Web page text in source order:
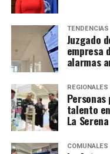
TENDENCIAS
Juzgado
empresa
alarmas
REGIONALES
talento
La Serena
COMUNALES